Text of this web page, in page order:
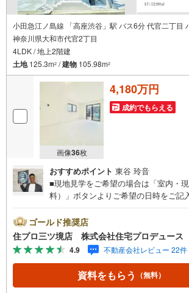
小田急江ノ島線 「高座渋谷」駅 バス6分 代官二丁目
神奈川県大和市代官2丁目
4LDK / 地上2階建
土地125.3m2 /建物 105.98m2
画像36枚
4,180万円
成約でもらえる
おすすめポイント 東谷 玲音
■現地見学をご希望の場合は「室内・
料）」ボタンよりご希望の日時をご記
座間市エリアに強い！ 住プロは、大和
エリアの不動産売買専門会社です！最
定で販売する物件情報も多数ございま
問合せ下さい！ -------------- 弊社独自の住宅ローン提案シス
テム 弊社ではファイナンシャル専門
な資金アドバイス】【ファイナンシャ
ゴールド推奨店
住プロ三ツ境店 株式会社住宅プロデュース
4.9 不動産会社レビュー 22件
資料をもらう （無料）